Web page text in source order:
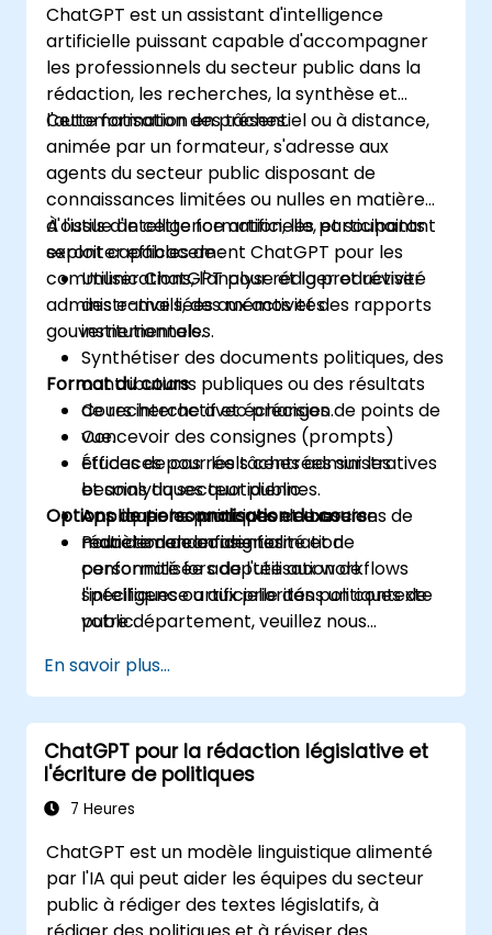
ChatGPT est un assistant d'intelligence
artificielle puissant capable d'accompagner
les professionnels du secteur public dans la
rédaction, les recherches, la synthèse et
l'automatisation des tâches.
Cette formation en présentiel ou à distance,
animée par un formateur, s'adresse aux
agents du secteur public disposant de
connaissances limitées ou nulles en matière
d'outils d'intelligence artificielle, et souhaitant
exploiter efficacement ChatGPT pour les
communications, l'analyse et la productivité
administrative liées aux activités
gouvernementales.
À l'issue de cette formation, les participants
seront capables de :
Utiliser ChatGPT pour rédiger et réviser
des e-mails, des mémos et des rapports
institutionnels.
Synthétiser des documents politiques, des
contributions publiques ou des résultats
de recherche avec précision.
Concevoir des consignes (prompts)
efficaces pour les tâches administratives
et analytiques quotidiennes.
Appliquer les principes de base en
matière de confidentialité et de
conformité lors de l'utilisation de
l'intelligence artificielle dans un contexte
public.
Format du cours
Cours interactif et échanges de points de
vue.
Études de cas réels centrées sur les
besoins du secteur public.
Applications pratiques et exercices de
rédaction de consignes.
Options de personnalisation du cours
Pour demander une formation
personnalisée adaptée aux workflows
spécifiques ou aux priorités politiques de
votre département, veuillez nous
En savoir plus...
ChatGPT pour la rédaction législative et
l'écriture de politiques
7 Heures
ChatGPT est un modèle linguistique alimenté
par l'IA qui peut aider les équipes du secteur
public à rédiger des textes législatifs, à